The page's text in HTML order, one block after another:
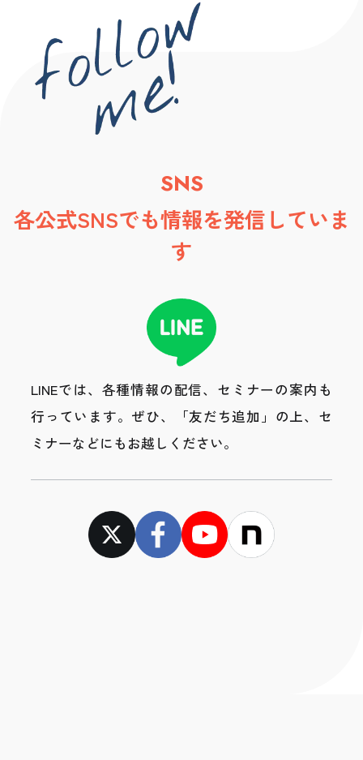
SNS
各公式SNSでも情報を発信していま
す
LINEでは、各種情報の配信、セミナーの案内も
行っています。 ぜひ、「友だち追加」の上、セ
ミナーなどにもお越しください。